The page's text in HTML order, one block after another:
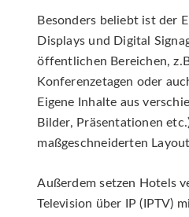
Besonders beliebt ist der
Displays und Digital
öffentlichen Bereichen,
Konferenzetagen oder
Eigene Inhalte aus
Bilder, Präsentationen
maßgeschneiderten
Außerdem setzen Hotels
Television über IP (IPTV)